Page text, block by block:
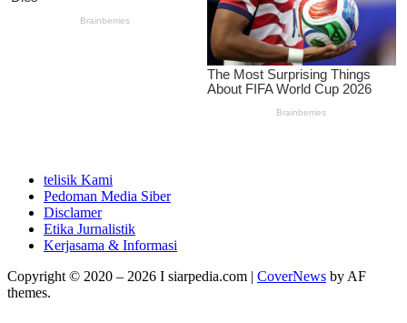
telisik Kami
Pedoman Media Siber
Disclamer
Etika Jurnalistik
Kerjasama & Informasi
Copyright © 2020 – 2026 I siarpedia.com | CoverNews by AF
themes.